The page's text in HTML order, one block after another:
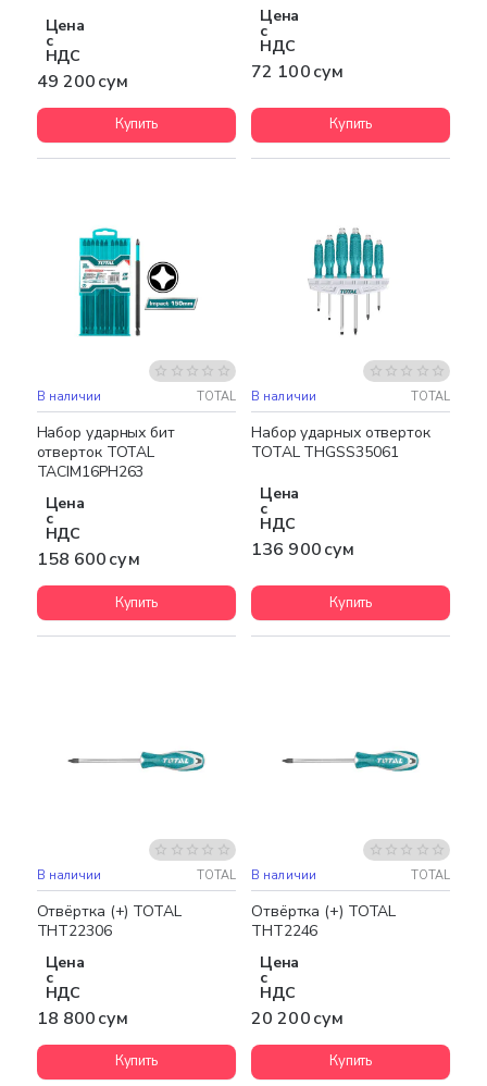
Цена
с
НДС
49 200 сум
Купить
Цена
с
НДС
72 100 сум
Купить
В наличии TOTAL
Набор ударных бит
отверток TOTAL
TACIM16PH263
Цена
с
НДС
158 600 сум
Купить
В наличии TOTAL
Набор ударных отверток
TOTAL THGSS35061
Цена
с
НДС
136 900 сум
Купить
В наличии TOTAL
Отвёртка (+) TOTAL
THT22306
Цена
с
НДС
18 800 сум
Купить
В наличии TOTAL
Отвёртка (+) TOTAL
THT2246
Цена
с
НДС
20 200 сум
Купить